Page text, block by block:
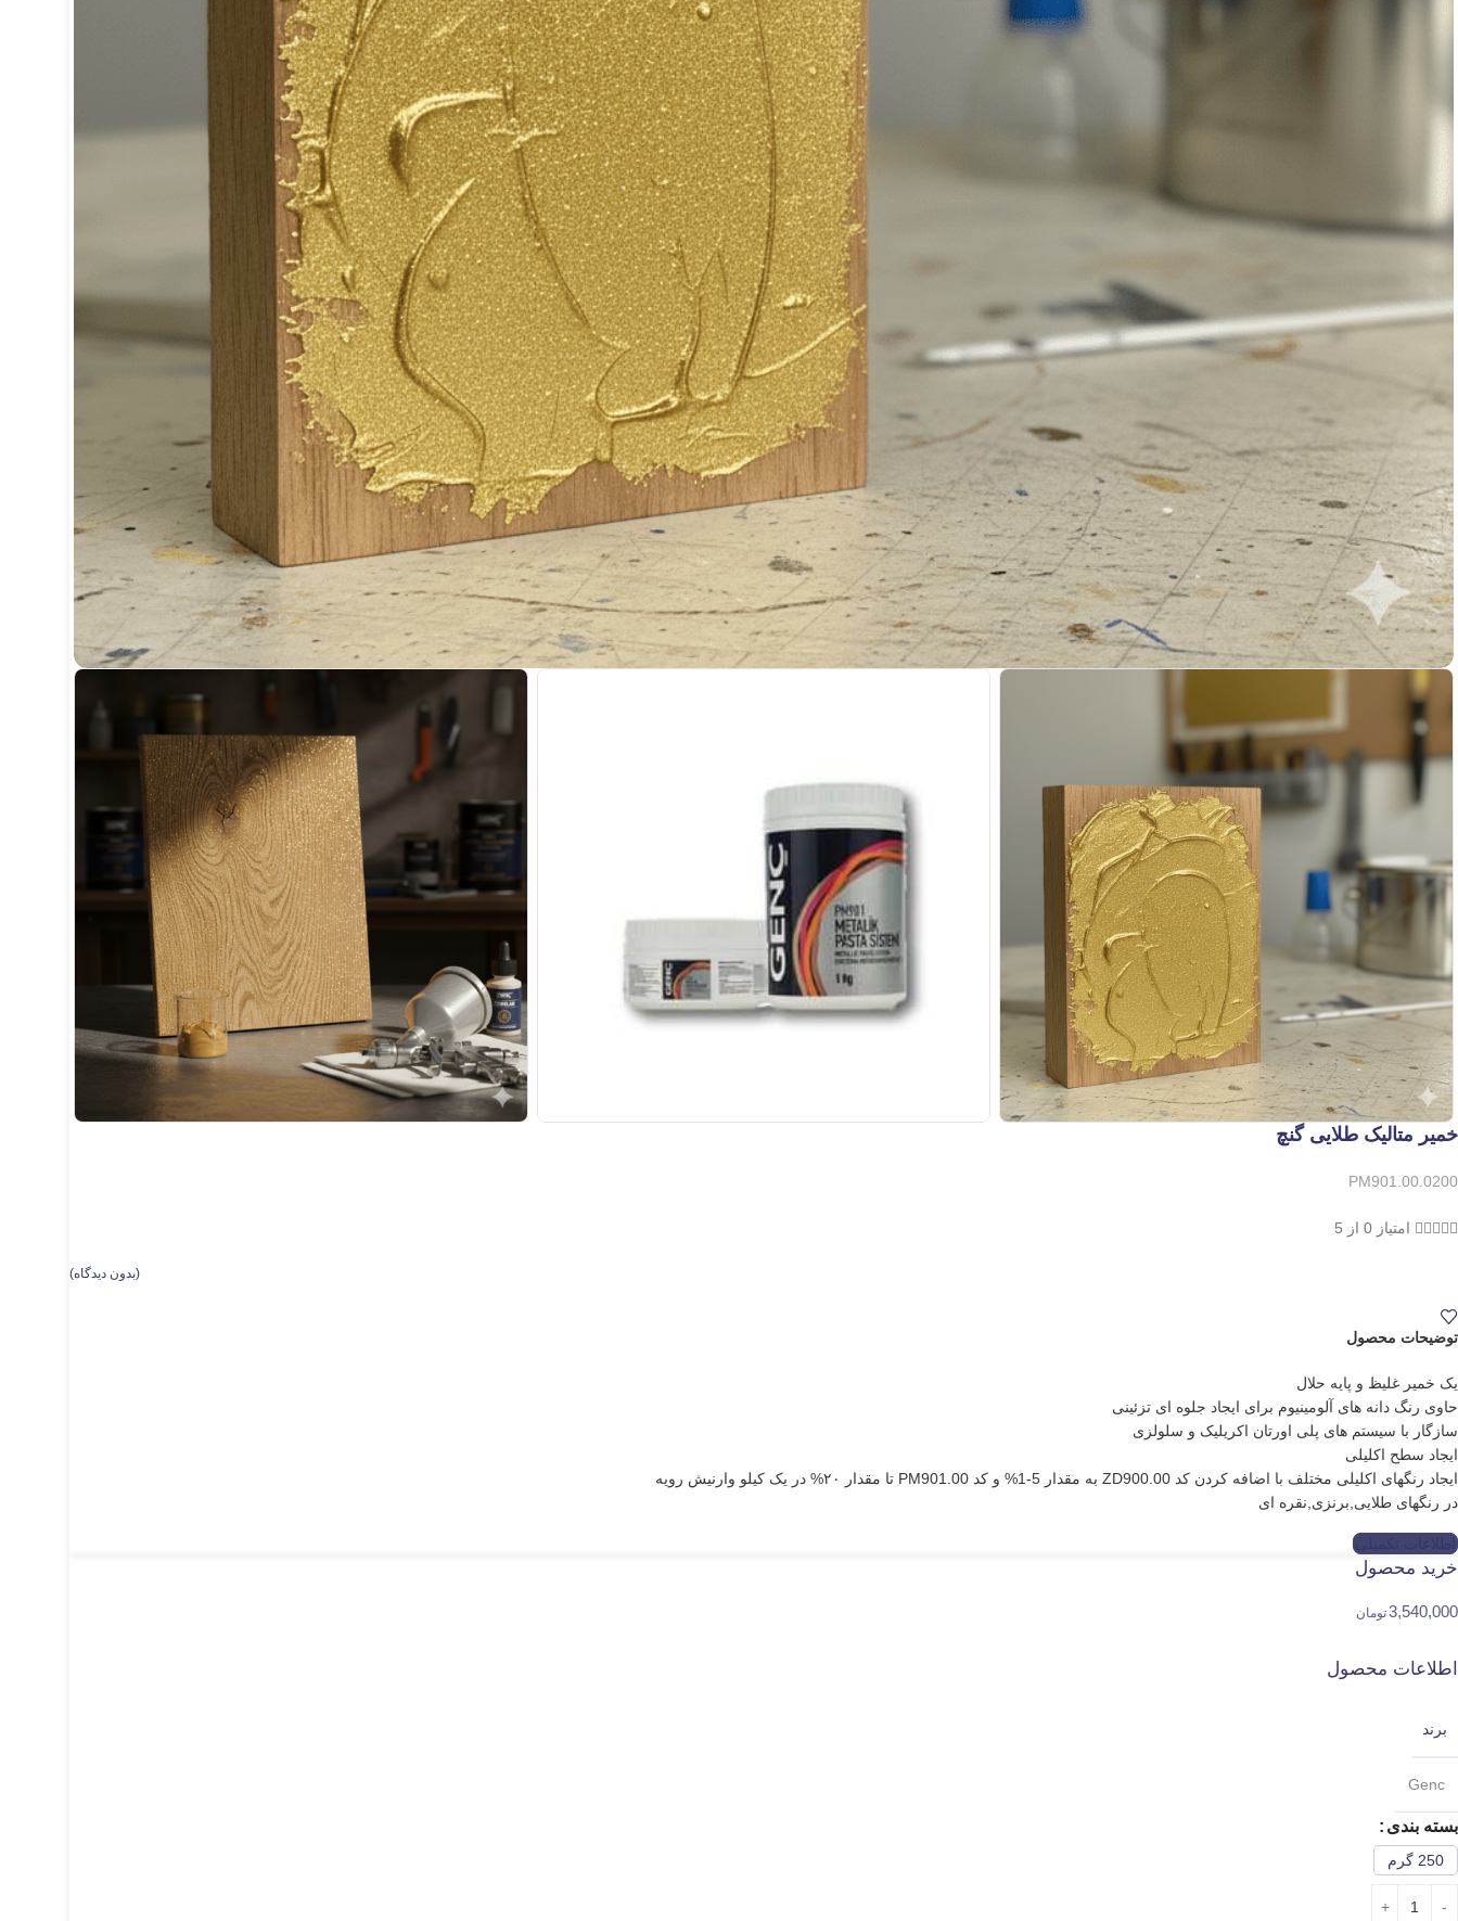
خمیر متالیک طلایی گنچ
PM901.00.0200
 امتیاز 0 از 5
(بدون دیدگاه)
توضیحات محصول
یک خمیر غلیظ و پایه حلال
حاوی رنگ دانه های آلومینیوم برای ایجاد جلوه ای تزئینی
سازگار با سیستم های پلی اورتان اکریلیک و سلولزی
ایجاد سطح اکلیلی
ایجاد رنگهای اکلیلی مختلف با اضافه کردن کد ZD900.00 به مقدار 5-1% و کد PM901.00 تا مقدار ۲۰% در یک کیلو وارنیش رویه
در رنگهای طلایی,برنزی,نقره ای
خرید محصول
3,540,000تومان
اطلاعات محصول
برند
Genc
بسته بندی
250 گرم